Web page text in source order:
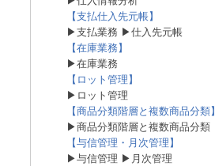
【支払仕入先元帳】
▶支払業務 ▶仕入先元帳
【在庫業務】
▶在庫業務
【ロット管理】
▶ロット管理
【商品分類階層と複数商品分類】
▶商品分類階層と複数商品分類
【与信管理・月次管理】
▶与信管理 ▶月次管理